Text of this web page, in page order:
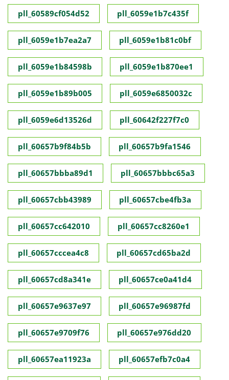
pll_60589cf054d52 pll_6059e1b7c435f
pll_6059e1b7ea2a7 pll_6059e1b81c0bf
pll_6059e1b84598b pll_6059e1b870ee1
pll_6059e1b89b005 pll_6059e6850032c
pll_6059e6d13526d pll_60642f227f7c0
pll_60657b9f84b5b pll_60657b9fa1546
pll_60657bbba89d1 pll_60657bbbc65a3
pll_60657cbb43989 pll_60657cbe4fb3a
pll_60657cc642010 pll_60657cc8260e1
pll_60657cccea4c8 pll_60657cd65ba2d
pll_60657cd8a341e pll_60657ce0a41d4
pll_60657e9637e97 pll_60657e96987fd
pll_60657e9709f76 pll_60657e976dd20
pll_60657ea11923a pll_60657efb7c0a4